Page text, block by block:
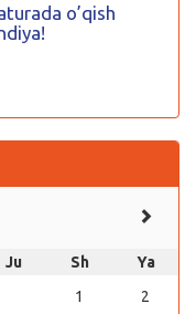
o’qish
Ju Sh
Ya
1
2